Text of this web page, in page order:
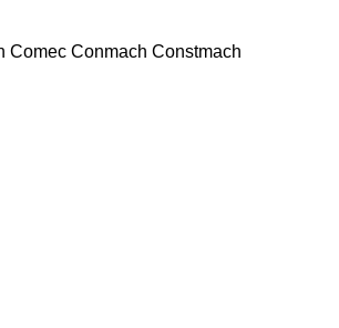
Comec Conmach Constmach